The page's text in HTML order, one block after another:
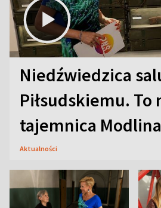
Niedźwiedzica
Piłsudskiemu. To
tajemnica Modlina
Aktualności